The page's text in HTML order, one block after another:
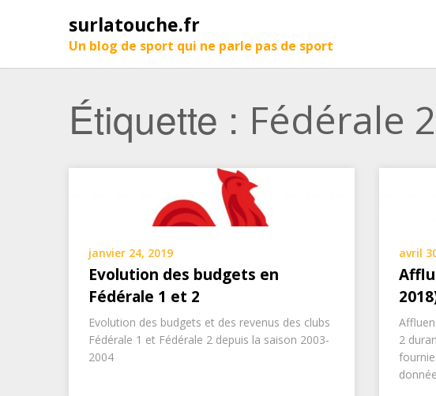
surlatouche.fr
Un blog de sport qui ne parle pas de sport
Étiquette : Fédérale 2
janvier 24, 2019
Evolution des budgets en
Fédérale 1 et 2
Evolution des budgets et des revenus des clubs
Fédérale 1 et Fédérale 2 depuis la saison 2003-
2004
avril
2